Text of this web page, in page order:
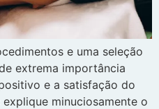
e uma seleção
extrema importância
e a satisfação do
minuciosamente o